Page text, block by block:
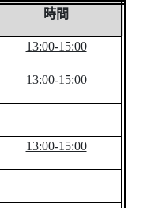
時間
13:00-15:00
13:00-15:00
13:00-15:00